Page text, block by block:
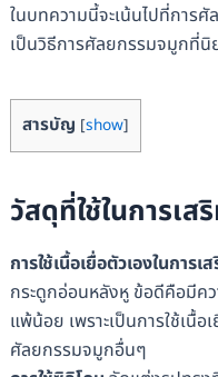
ในบทความนี้จะเน้นไปที่การ
เป็นวิธีการศัลยกรรมจมูกที่
สารบัญ [show]
วัสดุที่ใช้ในการเส
การใช้เนื้อเยื่อตัวเองในการเ
กระดูกอ่อนหลังหู ข้อดีคือมีค
แพ้น้อย เพราะเป็นการใช้เนื้
ศัลยกรรมจมูกอื่นๆ